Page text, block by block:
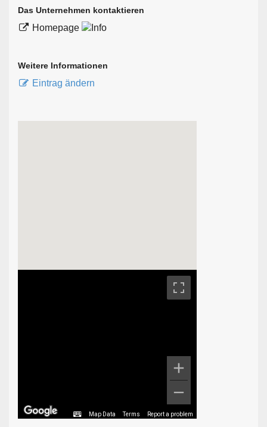
Das Unternehmen kontaktieren
Homepage
Weitere Informationen
Eintrag ändern
Map Data Terms Report a problem